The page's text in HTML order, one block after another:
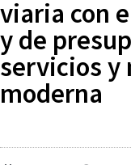
viaria con
y de
servicios y
moderna